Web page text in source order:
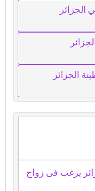
الجزائر
الجزائر
الجزائر يرغب فى زواج